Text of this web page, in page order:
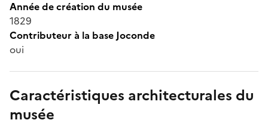
Année de création du musée
1829
Contributeur à la base Joconde
oui
Caractéristiques architecturales du
musée